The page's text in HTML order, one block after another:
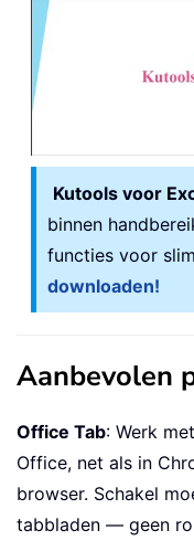
Kutools voor
binnen
functies voor
downloaden!
Aanbevolen
Office Tab: Werk met
Office, net als in
browser. Schakel
tabbladen — geen